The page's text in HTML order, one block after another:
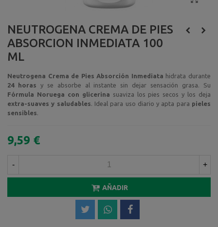
NEUTROGENA CREMA DE PIES
ABSORCION INMEDIATA 100
ML
Neutrogena Crema de Pies Absorción Inmediata hidrata durante
24 horas y se absorbe al instante sin dejar sensación grasa. Su
Fórmula Noruega con glicerina suaviza los pies secos y los deja
extra-suaves y saludables . Ideal para uso diario y apta para pieles
sensibles
9,59 €
- +
AÑADIR